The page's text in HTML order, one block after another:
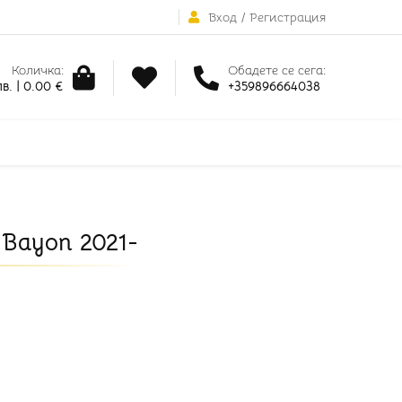
Вход / Регистрация
Количка:
| 0.00 €
Обадете се сега:
+359896664038
2021-